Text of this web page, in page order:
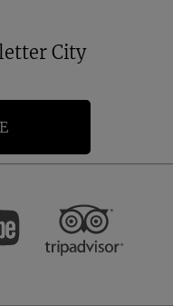
City